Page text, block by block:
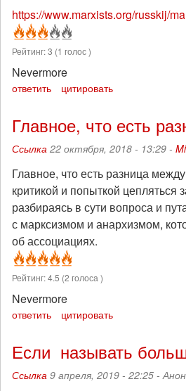
https://www.marxists.org/russkij/
Рейтинг:3 (1 голос )
Nevermore
ответить цитировать
Главное, что есть
Ссылка 22 октября, 2018 - 13:29 -
Главное, что есть разница
критикой и попыткой цепляться
разбираясь в сути вопроса и
с марксизмом и анархизмом,
об ассоциациях.
Рейтинг:4.5 (2 голоса )
Nevermore
ответить цитировать
Если называть
Ссылка 9 апреля, 2019 - 22:25 -